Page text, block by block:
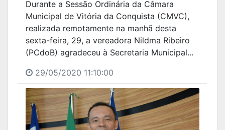
Durante a Sessão Ordinária da Câmara
Municipal de Vitória da Conquista (CMVC),
realizada remotamente na manhã desta
sexta-feira, 29, a vereadora Nildma Ribeiro
(PCdoB) agradeceu à Secretaria Municipal...
29/05/2020 11:10:00